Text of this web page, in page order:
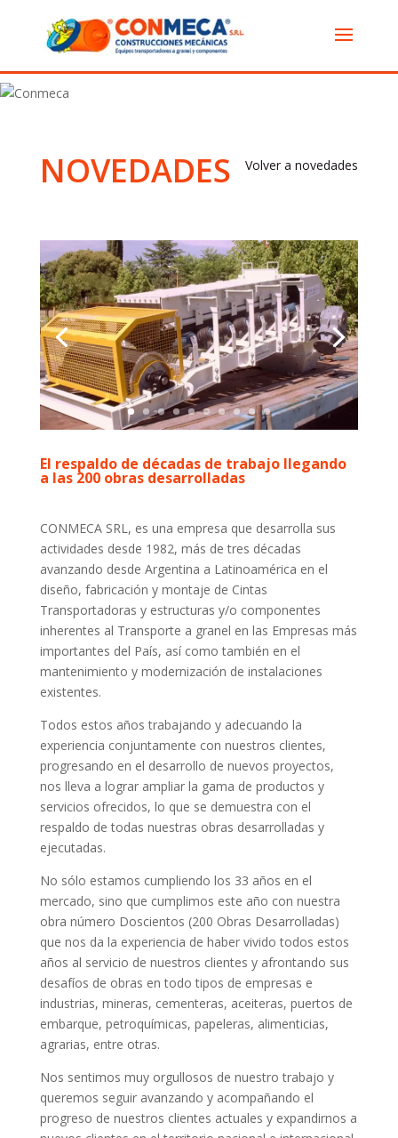
NOVEDADES Volver a novedades
El respaldo de décadas de trabajo llegando
a las 200 obras desarrolladas
CONMECA SRL, es una empresa que desarrolla sus
actividades desde 1982, más de tres décadas
avanzando desde Argentina a Latinoamérica en el
diseño, fabricación y montaje de Cintas
Transportadoras y estructuras y/o componentes
inherentes al Transporte a granel en las Empresas más
importantes del País, así como también en el
mantenimiento y modernización de instalaciones
existentes.
Todos estos años trabajando y adecuando la
experiencia conjuntamente con nuestros clientes,
progresando en el desarrollo de nuevos proyectos,
nos lleva a lograr ampliar la gama de productos y
servicios ofrecidos, lo que se demuestra con el
respaldo de todas nuestras obras desarrolladas y
ejecutadas.
No sólo estamos cumpliendo los 33 años en el
mercado, sino que cumplimos este año con nuestra
obra número Doscientos (200 Obras Desarrolladas)
que nos da la experiencia de haber vivido todos estos
años al servicio de nuestros clientes y afrontando sus
desafíos de obras en todo tipos de empresas e
industrias, mineras, cementeras, aceiteras, puertos de
embarque, petroquímicas, papeleras, alimenticias,
agrarias, entre otras.
Nos sentimos muy orgullosos de nuestro trabajo y
queremos seguir avanzando y acompañando el
progreso de nuestros clientes actuales y expandirnos a